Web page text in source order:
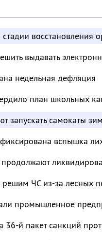
восстановления
выдавать
недельная дефляция
план школьных
запускать самокаты
вспышка
решим ЧС из-за лесных
промышленное
36-й пакет санкций